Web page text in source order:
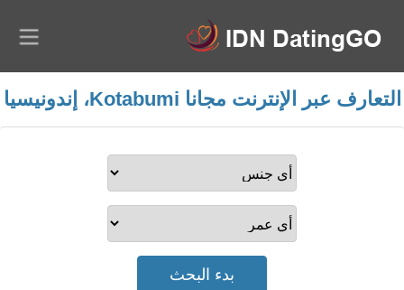
التعارف عبر الإنترنت مجانا Kotabumi، إندونيسيا